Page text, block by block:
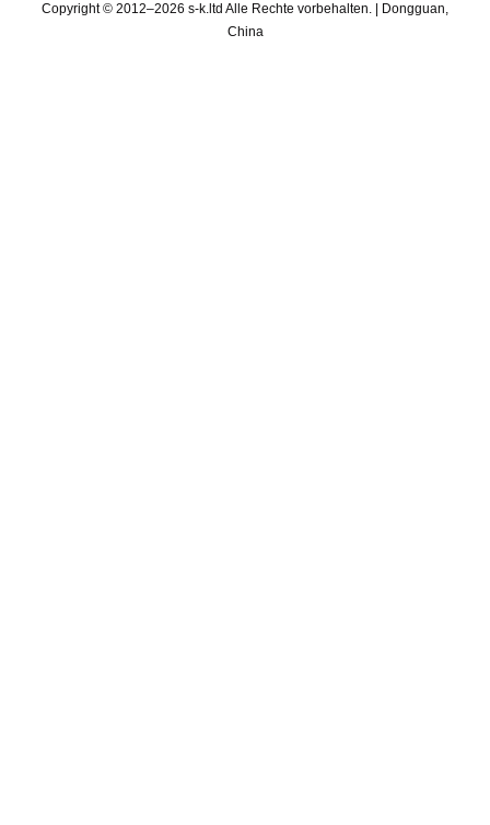
Copyright © 2012–2026 s-k.ltd Alle Rechte vorbehalten. | Dongguan,
China